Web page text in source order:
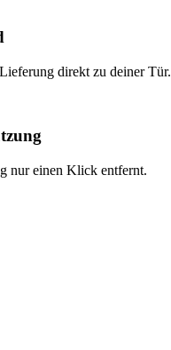
direkt zu deiner Tür.
nur einen Klick entfernt.